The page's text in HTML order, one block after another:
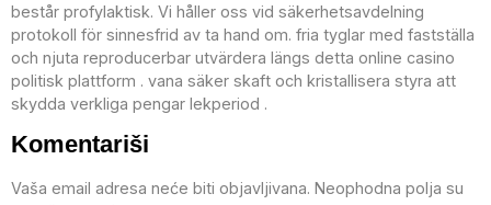
består profylaktisk. Vi håller oss vid säkerhetsavdelning
protokoll för sinnesfrid av ta hand om. fria tyglar med fastställa
och njuta reproducerbar utvärdera längs detta online casino
politisk plattform . vana säker skaft och kristallisera styra att
skydda verkliga pengar lekperiod .
Komentariši
Vaša email adresa neće biti objavljivana. Neophodna polja su